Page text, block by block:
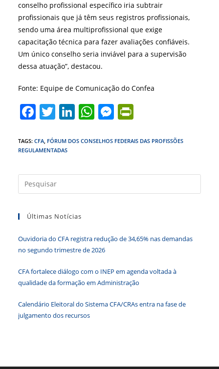
conselho profissional específico iria subtrair
profissionais que já têm seus registros profissionais,
sendo uma área multiprofissional que exige
capacitação técnica para fazer avaliações confiáveis.
Um único conselho seria inviável para a supervisão
dessa atuação”, destacou.
Fonte: Equipe de Comunicação do Confea
F
c
e
b
o
k
T
itt
er
Li
k
dI
n
W
at
A
p
M
ss
n
g
tF
e
n
TAGS:CFA FÓRUM DOS CONSELHOS FEDERAIS DAS PROFISSÕES
REGULAMENTADAS
a
Últimas Notícias
Ouvidoria do CFA registra redução de 34,65% nas demandas
no segundo trimestre de 2026
CFA fortalece diálogo com o INEP em agenda voltada à
qualidade da formação em Administração
Calendário Eleitoral do Sistema CFA/CRAs entra na fase de
julgamento dos recursos